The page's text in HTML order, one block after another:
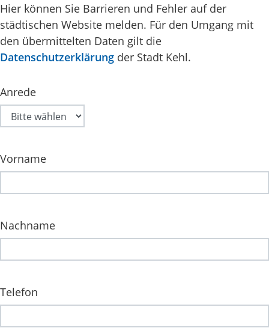
Hier können Sie Barrieren und Fehler auf der
städtischen Website melden. Für den Umgang mit
den übermittelten Daten gilt die
Datenschutzerklärung der Stadt Kehl.
Anrede
Vorname
Nachname
Telefon